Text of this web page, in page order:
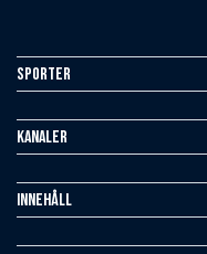
Sporter
Kanaler
Innehåll